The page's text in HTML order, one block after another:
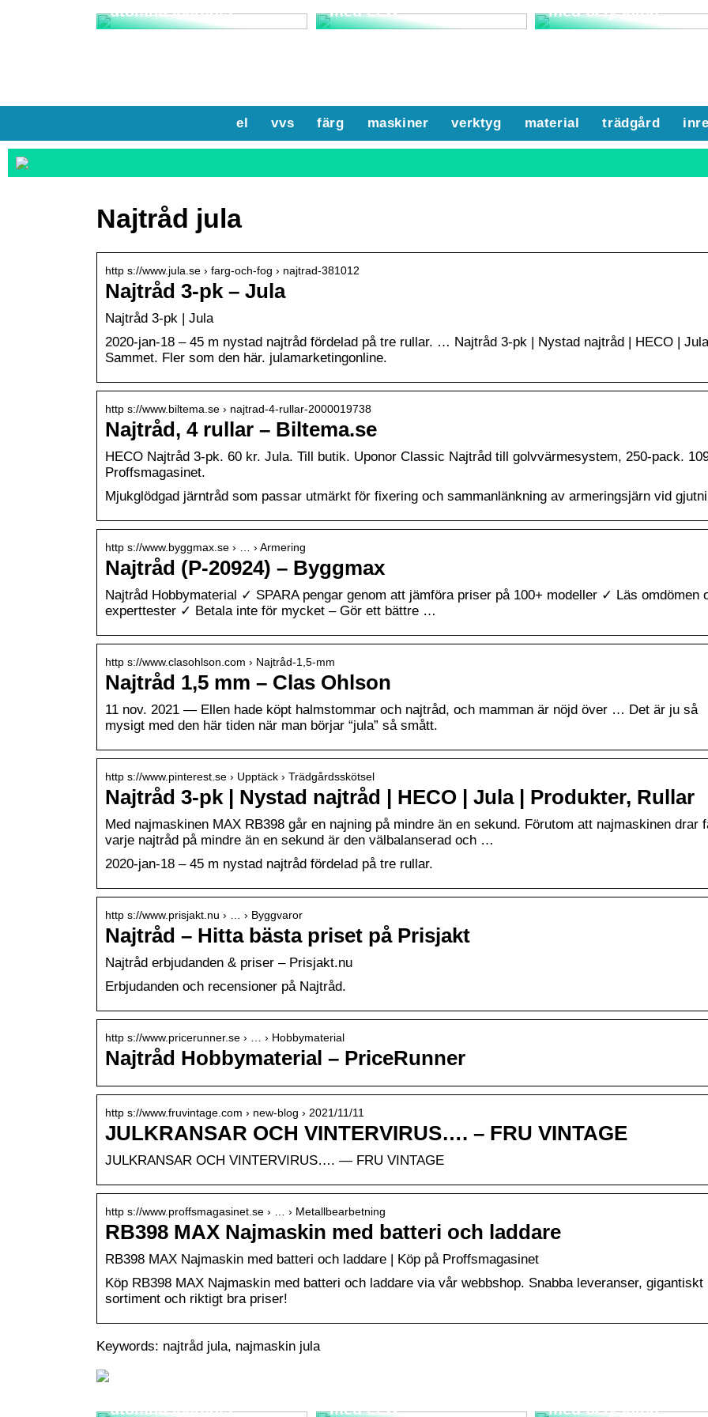
utomhusparadis
med LED
med belysning
el vvs färg maskiner verktyg material trädgård
Najtråd jula
http s://www.jula.se › farg-och-fog › najtrad-381012
Najtråd 3-pk – Jula
Najtråd 3-pk | Jula
2020-jan-18 – 45 m nystad najtråd fördelad på tre rullar. … Najtråd 3-pk | Nystad najtråd | HECO | Jula
Sammet. Fler som den här. julamarketingonline.
http s://www.biltema.se › najtrad-4-rullar-2000019738
Najtråd, 4 rullar – Biltema.se
HECO Najtråd 3-pk. 60 kr. Jula. Till butik. Uponor Classic Najtråd till golvvärmesystem, 250-pack.
Proffsmagasinet.
Mjukglödgad järntråd som passar utmärkt för fixering och sammanlänkning av armeringsjärn vid
http s://www.byggmax.se › … › Armering
Najtråd (P-20924) – Byggmax
Najtråd Hobbymaterial ✓ SPARA pengar genom att jämföra priser på 100+ modeller ✓ Läs omdömen
experttester ✓ Betala inte för mycket – Gör ett bättre …
http s://www.clasohlson.com › Najtråd-1,5-mm
Najtråd 1,5 mm – Clas Ohlson
11 nov. 2021 — Ellen hade köpt halmstommar och najtråd, och mamman är nöjd över … Det är ju så
mysigt med den här tiden när man börjar “jula” så smått.
http s://www.pinterest.se › Upptäck › Trädgårdsskötsel
Najtråd 3-pk | Nystad najtråd | HECO | Jula | Produkter, Rullar
Med najmaskinen MAX RB398 går en najning på mindre än en sekund. Förutom att najmaskinen drar
varje najtråd på mindre än en sekund är den välbalanserad och …
2020-jan-18 – 45 m nystad najtråd fördelad på tre rullar.
http s://www.prisjakt.nu › … › Byggvaror
Najtråd – Hitta bästa priset på Prisjakt
Najtråd erbjudanden & priser – Prisjakt.nu
Erbjudanden och recensioner på Najtråd.
http s://www.pricerunner.se › … › Hobbymaterial
Najtråd Hobbymaterial – PriceRunner
http s://www.fruvintage.com › new-blog › 2021/11/11
JULKRANSAR OCH VINTERVIRUS…. – FRU VINTAGE
JULKRANSAR OCH VINTERVIRUS…. — FRU VINTAGE
http s://www.proffsmagasinet.se › … › Metallbearbetning
RB398 MAX Najmaskin med batteri och laddare
RB398 MAX Najmaskin med batteri och laddare | Köp på Proffsmagasinet
Köp RB398 MAX Najmaskin med batteri och laddare via vår webbshop. Snabba leveranser, gigantiskt
sortiment och riktigt bra priser!
Keywords: najtråd jula, najmaskin jula
utomhusparadis
med LED
med belysning